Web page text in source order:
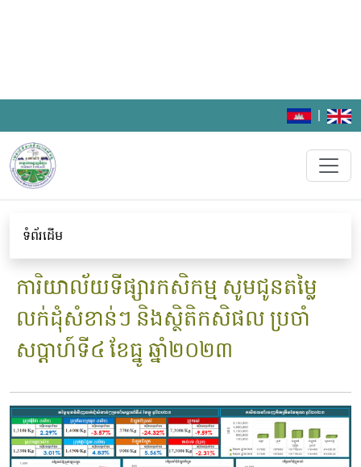
|
ទំព័រដើម
ការិយាល័យទីផ្សារកសិកម្ម សូមជូនតម្លៃ
លក់ដុំសំខាន់ៗ និងស្ថិតិកសិផល ប្រចាំ
សប្តាហ៍ទី៤ ខែធ្នូ ឆ្នាំ២០២៣